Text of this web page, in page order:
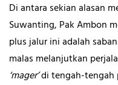
Di antara sekian alasan
Suwanting, Pak Ambon
plus jalur ini adalah
malas melanjutkan
‘mager’di tengah-tengah